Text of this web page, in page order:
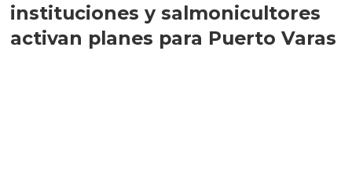
instituciones y salmonicultores
activan planes para Puerto Varas